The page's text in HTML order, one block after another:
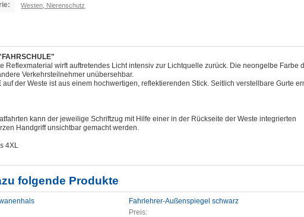
Westen, Nierenschutz
Reflexmaterial wirft auftretendes Licht intensiv zur Lichtquelle zurück. Die neongelbe Farbe
Verkehrsteilnehmer unübersehbar.
auf der Weste ist aus einem hochwertigen, reflektierenden Stick. Seitlich verstellbare Gurte
kann der jeweilige Schriftzug mit Hilfe einer in der Rückseite der Weste integrierten
Handgriff unsichtbar gemacht werden.
4XL
folgende Produkte
Fahrlehrer-Außenspiegel schwarz
Preis: